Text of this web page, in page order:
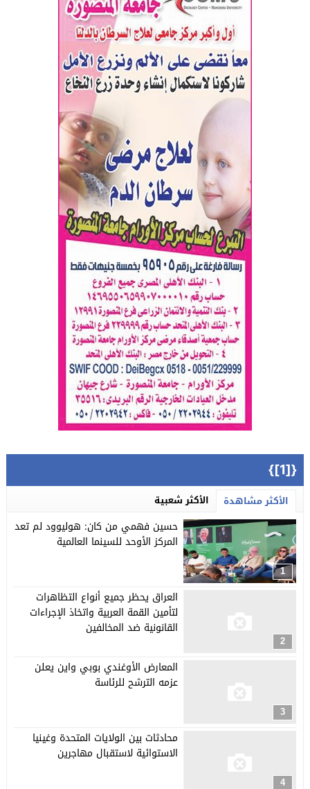
{[1]}
الأكثر مشاهدة الأكثر شعبية
1
حسين فهمي من كان: هوليوود لم تعد
المركز الأوحد للسينما العالمية
2
العراق يحظر جميع أنواع التظاهرات
لتأمين القمة العربية واتخاذ الإجراءات
القانونية ضد المخالفين
3
المعارض الأوغندي بوبي واين يعلن
عزمه الترشح للرئاسة
4
محادثات بين الولايات المتحدة وغينيا
الاستوائية لاستقبال مهاجرين